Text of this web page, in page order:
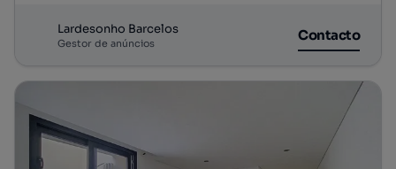
Lardesonho Barcelos
Gestor de anúncios Contacto